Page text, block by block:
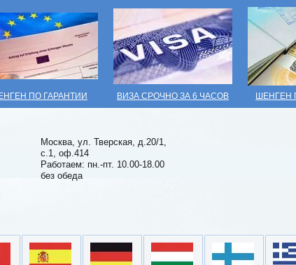
ПО ГАРАНТИИ ВИЗА СРОЧНО ЗА 6 ЧАСОВ ШЕНГЕН
Москва, ул. Тверская, д.20/1,
с.1, оф.414
Работаем: пн.-пт. 10.00-18.00
без обеда